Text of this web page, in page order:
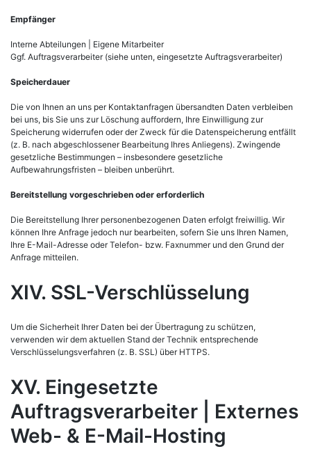
Empfänger
Interne Abteilungen | Eigene Mitarbeiter
Ggf. Auftragsverarbeiter (siehe unten, eingesetzte Auftragsverarbeiter)
Speicherdauer
Die von Ihnen an uns per Kontaktanfragen übersandten Daten verbleiben
bei uns, bis Sie uns zur Löschung auffordern, Ihre Einwilligung zur
Speicherung widerrufen oder der Zweck für die Datenspeicherung entfällt
(z. B. nach abgeschlossener Bearbeitung Ihres Anliegens). Zwingende
gesetzliche Bestimmungen – insbesondere gesetzliche
Aufbewahrungsfristen – bleiben unberührt.
Bereitstellung vorgeschrieben oder erforderlich
Die Bereitstellung Ihrer personenbezogenen Daten erfolgt freiwillig. Wir
können Ihre Anfrage jedoch nur bearbeiten, sofern Sie uns Ihren Namen,
Ihre E-Mail-Adresse oder Telefon- bzw. Faxnummer und den Grund der
Anfrage mitteilen.
XIV. SSL-Verschlüsselung
Um die Sicherheit Ihrer Daten bei der Übertragung zu schützen,
verwenden wir dem aktuellen Stand der Technik entsprechende
Verschlüsselungsverfahren (z. B. SSL) über HTTPS.
XV. Eingesetzte
Auftragsverarbeiter | Externes
Web- & E-Mail-Hosting